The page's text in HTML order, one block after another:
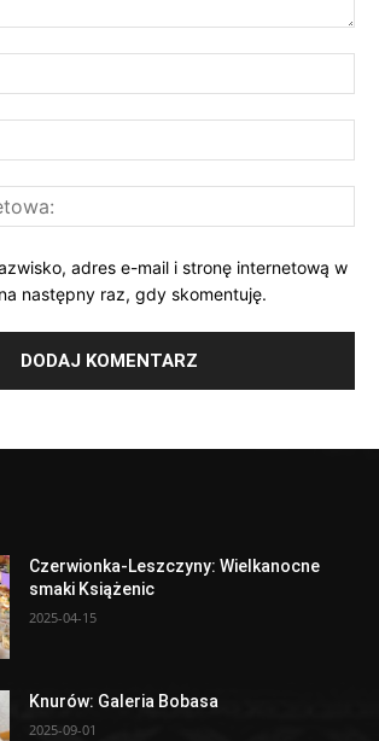
adres e-mail i stronę internetową w
następny raz, gdy skomentuję.
Czerwionka-Leszczyny: Wielkanocne
smaki Książenic
2025-04-15
Knurów: Galeria Bobasa
2025-09-01